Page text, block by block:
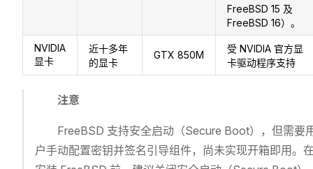
FreeBSD 15 及
FreeBSD 16）。
NVIDIA
显卡
近十多年
的显卡
GTX 850M
受 NVIDIA 官方显
卡驱动程序支持
注意
FreeBSD 支持安全启动（Secure Boot），但需要
户手动配置密钥并签名引导组件，尚未实现开箱即用。